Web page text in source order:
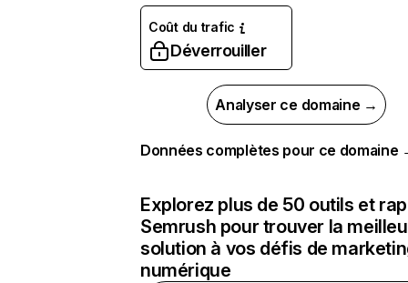
Coût du trafic
Déverrouiller
Analyser ce domaine →
Données complètes pour ce domaine
Explorez plus de 50 outils et
Semrush pour trouver la
solution à vos défis de
numérique